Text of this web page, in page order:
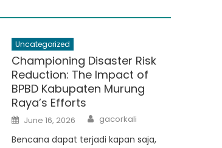
Uncategorized
Championing Disaster Risk
Reduction: The Impact of
BPBD Kabupaten Murung
Raya’s Efforts
Posted
on
June 16, 2026 Author
gacorkali
Bencana dapat terjadi kapan saja,